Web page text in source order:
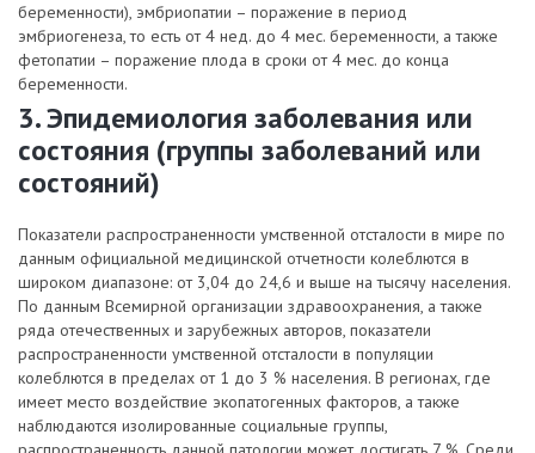
беременности), эмбриопатии – поражение в период
эмбриогенеза, то есть от 4 нед. до 4 мес. беременности, а также
фетопатии – поражение плода в сроки от 4 мес. до конца
беременности.
3. Эпидемиология заболевания или
состояния (группы заболеваний или
состояний)
Показатели распространенности умственной отсталости в мире по
данным официальной медицинской отчетности колеблются в
широком диапазоне: от 3,04 до 24,6 и выше на тысячу населения.
По данным Всемирной организации здравоохранения, а также
ряда отечественных и зарубежных авторов, показатели
распространенности умственной отсталости в популяции
колеблются в пределах от 1 до 3 % населения. В регионах, где
имеет место воздействие экопатогенных факторов, а также
наблюдаются изолированные социальные группы,